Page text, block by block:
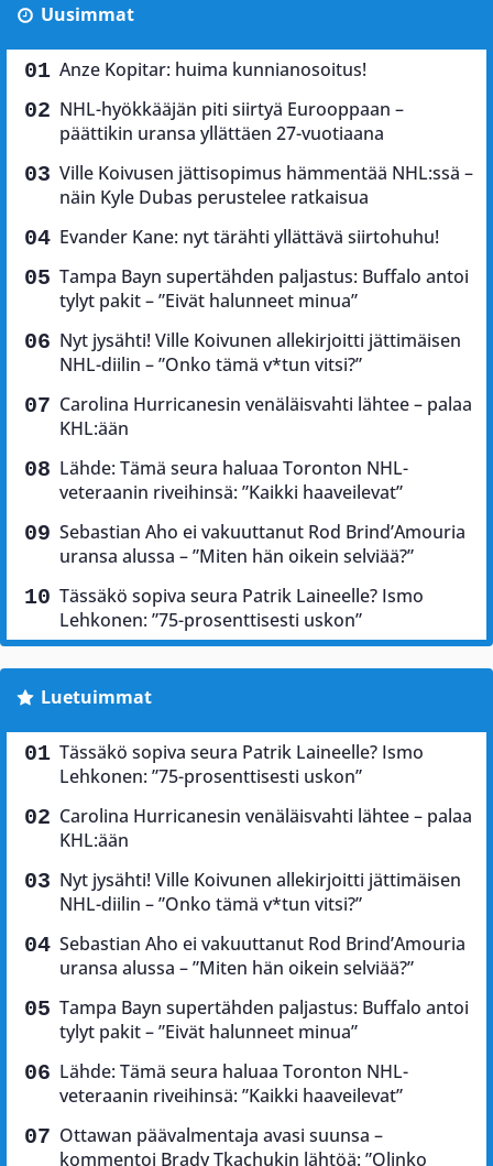
Uusimmat
Anze Kopitar: huima kunnianosoitus!
NHL-hyökkääjän piti siirtyä Eurooppaan –
päättikin uransa yllättäen 27-vuotiaana
Ville Koivusen jättisopimus hämmentää NHL:ssä –
näin Kyle Dubas perustelee ratkaisua
Evander Kane: nyt tärähti yllättävä siirtohuhu!
Tampa Bayn supertähden paljastus: Buffalo antoi
tylyt pakit – ”Eivät halunneet minua”
Nyt jysähti! Ville Koivunen allekirjoitti jättimäisen
NHL-diilin – ”Onko tämä v*tun vitsi?”
Carolina Hurricanesin venäläisvahti lähtee – palaa
KHL:ään
Lähde: Tämä seura haluaa Toronton NHL-
veteraanin riveihinsä: ”Kaikki haaveilevat”
Sebastian Aho ei vakuuttanut Rod Brind’Amouria
uransa alussa – ”Miten hän oikein selviää?”
Tässäkö sopiva seura Patrik Laineelle? Ismo
Lehkonen: ”75-prosenttisesti uskon”
Luetuimmat
Tässäkö sopiva seura Patrik Laineelle? Ismo
Lehkonen: ”75-prosenttisesti uskon”
Carolina Hurricanesin venäläisvahti lähtee – palaa
KHL:ään
Nyt jysähti! Ville Koivunen allekirjoitti jättimäisen
NHL-diilin – ”Onko tämä v*tun vitsi?”
Sebastian Aho ei vakuuttanut Rod Brind’Amouria
uransa alussa – ”Miten hän oikein selviää?”
Tampa Bayn supertähden paljastus: Buffalo antoi
tylyt pakit – ”Eivät halunneet minua”
Lähde: Tämä seura haluaa Toronton NHL-
veteraanin riveihinsä: ”Kaikki haaveilevat”
Ottawan päävalmentaja avasi suunsa –
kommentoi Brady Tkachukin lähtöä: ”Olinko